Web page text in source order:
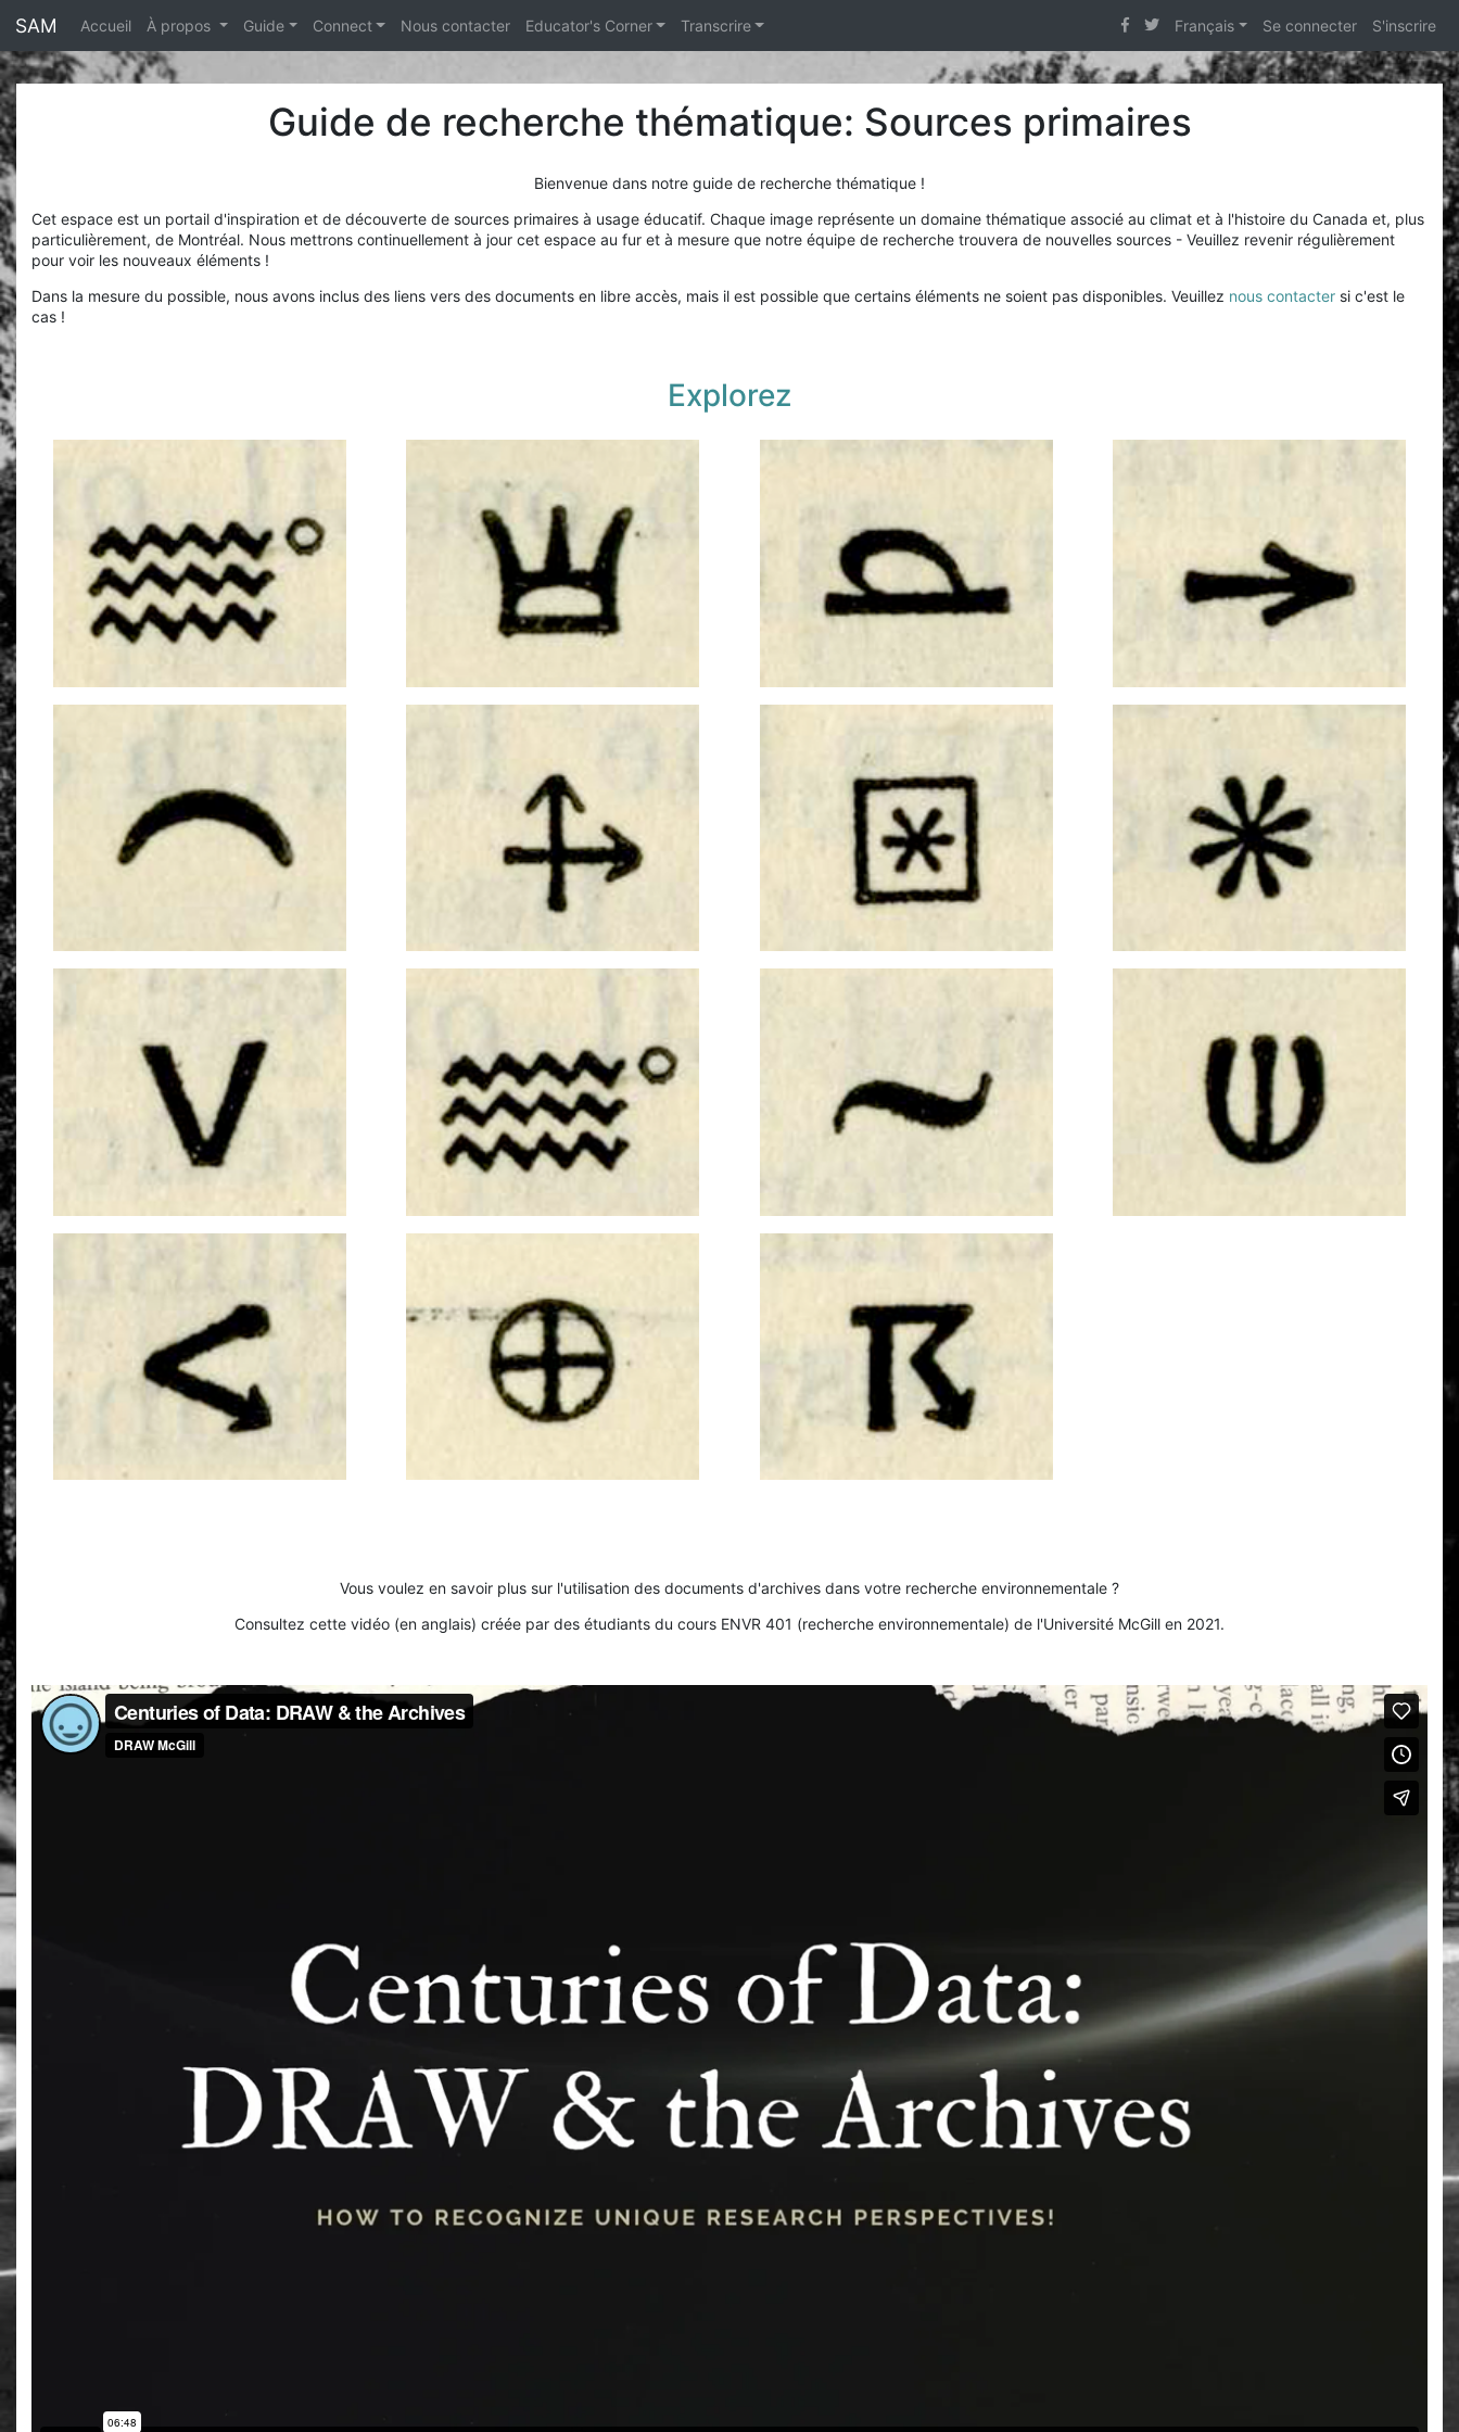
SAM Accueil À propos Guide Connect Nous contacter Educator's Corner Transcrire Français Se connecter S'inscrire
Guide de recherche thématique: Sources primaires
Bienvenue dans notre guide de recherche thématique !
Cet espace est un portail d'inspiration et de découverte de sources primaires à usage éducatif. Chaque image représente un domaine thématique associé au climat et à l'histoire du Canada et, plus
particulièrement, de Montréal. Nous mettrons continuellement à jour cet espace au fur et à mesure que notre équipe de recherche trouvera de nouvelles sources - Veuillez revenir régulièrement
pour voir les nouveaux éléments !
Dans la mesure du possible, nous avons inclus des liens vers des documents en libre accès, mais il est possible que certains éléments ne soient pas disponibles. Veuillez nous contacter si c'est le
cas !
Explorez
Vous voulez en savoir plus sur l'utilisation des documents d'archives dans votre recherche environnementale ?
Consultez cette vidéo (en anglais) créée par des étudiants du cours ENVR 401 (recherche environnementale) de l'Université McGill en 2021.